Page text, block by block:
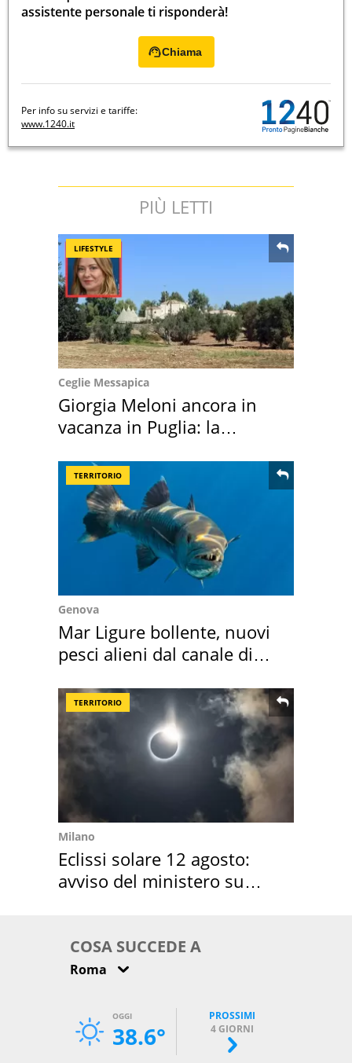
assistente personale ti risponderà!
Chiama
Per info su servizi e tariffe:
www.1240.it
PIÙ LETTI
LIFESTYLE
Ceglie Messapica
Giorgia Meloni ancora in
vacanza in Puglia: la
TERRITORIO
Genova
Mar Ligure bollente, nuovi
pesci alieni dal canale di
TERRITORIO
Milano
Eclissi solare 12 agosto:
avviso del ministero su